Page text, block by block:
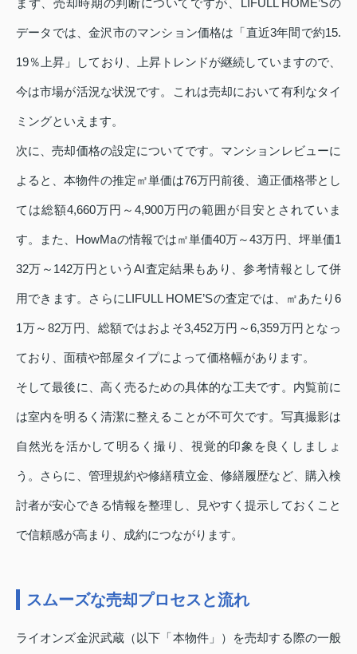
まず、売却時期の判断についてですが、LIFULL HOME’Sの
データでは、金沢市のマンション価格は「直近3年間で約15.
19％上昇」しており、上昇トレンドが継続していますので、
今は市場が活況な状況です。これは売却において有利なタイ
ミングといえます。
次に、売却価格の設定についてです。マンションレビューに
よると、本物件の推定㎡単価は76万円前後、適正価格帯とし
ては総額4,660万円～4,900万円の範囲が目安とされていま
す。また、HowMaの情報では㎡単価40万～43万円、坪単価1
32万～142万円というAI査定結果もあり、参考情報として併
用できます。さらにLIFULL HOME’Sの査定では、㎡あたり6
1万～82万円、総額ではおよそ3,452万円～6,359万円となっ
ており、面積や部屋タイプによって価格幅があります。
そして最後に、高く売るための具体的な工夫です。内覧前に
は室内を明るく清潔に整えることが不可欠です。写真撮影は
自然光を活かして明るく撮り、視覚的印象を良くしましょ
う。さらに、管理規約や修繕積立金、修繕履歴など、購入検
討者が安心できる情報を整理し、見やすく提示しておくこと
で信頼感が高まり、成約につながります。
スムーズな売却プロセスと流れ
ライオンズ金沢武蔵（以下「本物件」）を売却する際の一般